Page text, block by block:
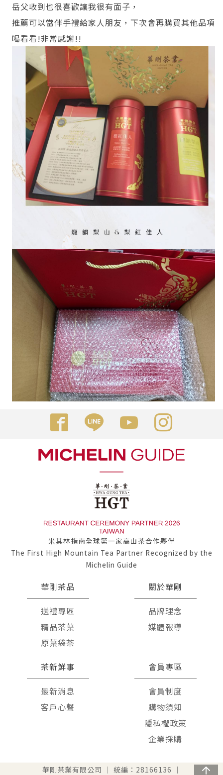
岳父收到也很喜歡讓我很有面子，
推薦可以當伴手禮給家人朋友，下次會再購買其他品項
喝看看!非常感謝!!
米其林指南全球第一家高山茶合作夥伴
The First High Mountain Tea Partner Recognized by the
Michelin Guide
華剛茶品
送禮專區
精品茶葉
原葉袋茶
關於華剛
品牌理念
媒體報導
茶新鮮事
最新消息
客戶心聲
會員專區
會員制度
購物須知
隱私權政策
企業採購
華剛茶業有限公司 │ 統編：28166136 │